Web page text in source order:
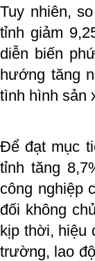
Tuy nhiên,
tỉnh giảm
diễn biến
hướng tăng
tình hình sản
Để đạt mục
tỉnh tăng
công nghiệp
đối không
kịp thời, hiệu
trường, lao